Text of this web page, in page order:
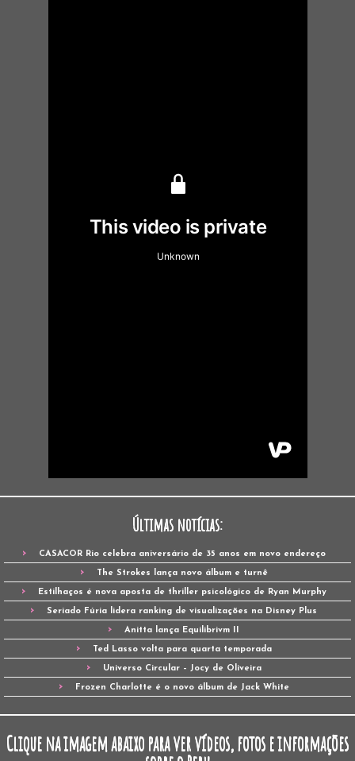
Últimas notícias:
CASACOR Rio celebra aniversário de 35 anos em novo endereço
The Strokes lança novo álbum e turnê
Estilhaços é nova aposta de thriller psicológico de Ryan Murphy
Seriado Fúria lidera ranking de visualizações na Disney Plus
Anitta lança Equilibrivm II
Ted Lasso volta para quarta temporada
Universo Circular – Jocy de Oliveira
Frozen Charlotte é o novo álbum de Jack White
Clique na imagem abaixo para ver vídeos, fotos e informações